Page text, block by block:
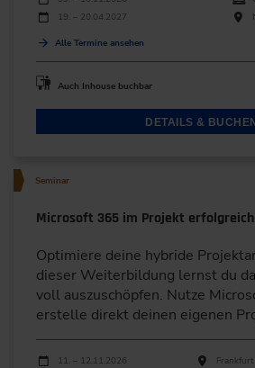
19. – 20.04.2027
Alle Termine ansehen
Auch Inhouse buchbar
DETAILS & BUCHEN
Seminar
Microsoft 365 im Projekt
Optimiere deine hybride
dieser Weiterbildung lernst du
voll auszuschöpfen. Nutze
erstelle direkt deinen eigenen
Durchführungen
Veranstaltungsdatum Veranstaltungsort
11. – 12.11.2026